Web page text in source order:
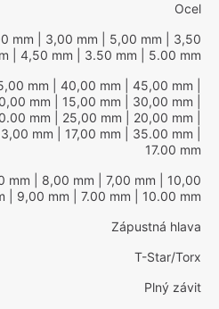
Ocel
mm | 3,00 mm | 5,00 mm | 3,50
| 4,50 mm | 3.50 mm | 5.00 mm
mm | 40,00 mm | 45,00 mm
mm | 15,00 mm | 30,00 mm
mm | 25,00 mm | 20,00 mm
mm | 17,00 mm | 35.00 mm
17.00 mm
mm | 8,00 mm | 7,00 mm | 10,00
| 9,00 mm | 7.00 mm | 10.00 mm
Zápustná hlava
T-Star/Torx
Plný závit